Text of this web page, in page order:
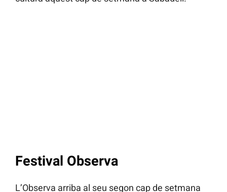
Festival Observa
L’Observa arriba al seu segon cap de setmana